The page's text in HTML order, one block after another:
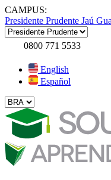
CAMPUS:
Presidente Prudente Jaú
0800 771 5533
English
Español